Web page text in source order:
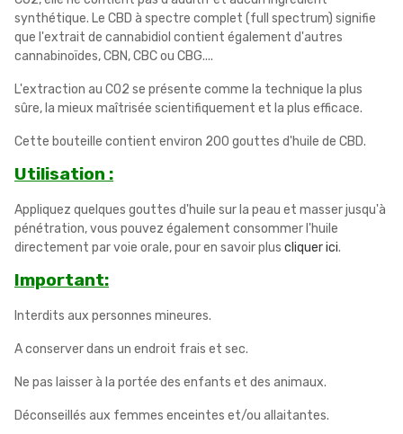
synthétique. Le CBD à spectre complet (full spectrum) signifie
que l'extrait de cannabidiol contient également d'autres
cannabinoïdes, CBN, CBC ou CBG....
L'extraction au CO2 se présente comme la technique la plus
sûre, la mieux maîtrisée scientifiquement et la plus efficace.
Cette bouteille contient environ 200 gouttes d'huile de CBD.
Utilisation :
Appliquez quelques gouttes d'huile sur la peau et masser jusqu'à
pénétration, vous pouvez également consommer l'huile
directement par voie orale, pour en savoir plus cliquer ici.
Important:
Interdits aux personnes mineures.
A conserver dans un endroit frais et sec.
Ne pas laisser à la portée des enfants et des animaux.
Déconseillés aux femmes enceintes et/ou allaitantes.